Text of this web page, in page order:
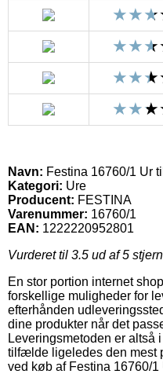
Navn: Festina 16760/1 Ur
Kategori: Ure
Producent: FESTINA
Varenummer: 16760/1
EAN: 1222220952801
Vurderet til 3.5 ud af 5
En stor portion internet
forskellige muligheder for
efterhånden
dine produkter når det
Leveringsmetoden er altså
tilfælde ligeledes den mest
ved køb af Festina 16760/1